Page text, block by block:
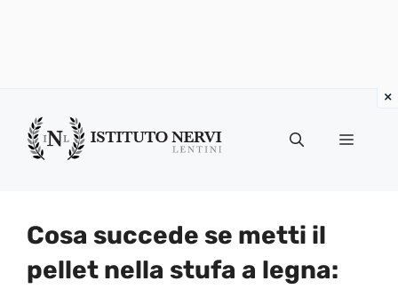
contenuto
Menu
Cosa succede se metti il
pellet nella stufa a legna: